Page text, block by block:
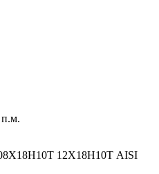
п.м.
08Х18Н10Т 12Х18Н10Т AISI